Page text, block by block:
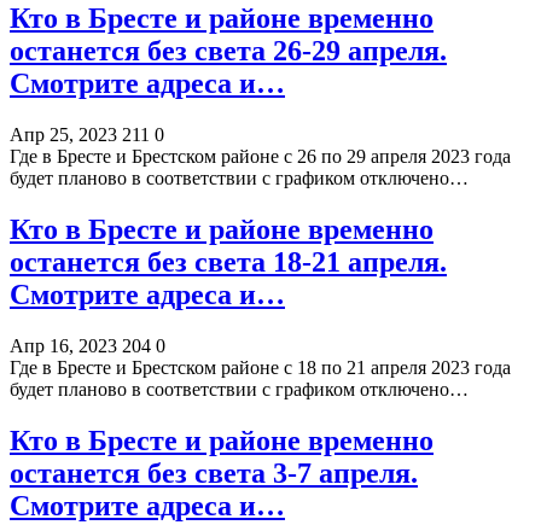
Кто в Бресте и районе временно
останется без света 26-29 апреля.
Смотрите адреса и…
Апр 25, 2023 211 0
Где в Бресте и Брестском районе с 26 по 29 апреля 2023 года
будет планово в соответствии с графиком отключено…
Кто в Бресте и районе временно
останется без света 18-21 апреля.
Смотрите адреса и…
Апр 16, 2023 204 0
Где в Бресте и Брестском районе с 18 по 21 апреля 2023 года
будет планово в соответствии с графиком отключено…
Кто в Бресте и районе временно
останется без света 3-7 апреля.
Смотрите адреса и…